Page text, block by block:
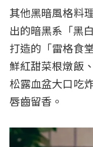
其他黑暗風格料
出的暗黑系「黑
打造的「雷格食
鮮紅甜菜根燉飯
松露血盆大口吃
唇齒留香。